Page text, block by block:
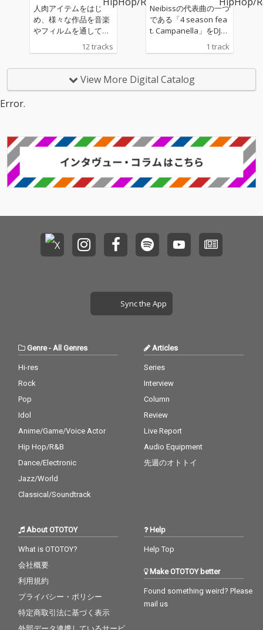
人肉アイテムをはじ
め、様々な作品を音楽
やフィルムを通して世
に送り出してきたアー
ティスト、doooo a.k.
OTHER FACTORY / Cre
ativeDrugStore）の約
Mummy-D、ポチョム
ら多数のゲストが参
加！ 人肉アイテムをは
じめ、様々な作品を音
から国内外の人々を狂
喜のどん底に陥れてき
たアーティスト、dooo
鎮座DOPENESS、Babi
といったこれまでのdo
ooo作品に参加してい
SLYME）やMummy-D
ss（hyunis1000 & rati
ff）ら、これまでの作
ィストたちが多数参
加！ 先行シングルとし
てポチョムキン、Neibi
ss、Mummy-Dが参加
が参加した“のらりくら
り”がリリース予定！
12 tracks
Neibissの代表曲の一つ
である「4 season fea
t. Campanella」をDJと
しても大活中のBungo
がダンスホール／ダ
クスは、MaL a.k.a. Pri
mal Dub）した「4 sea
1 track
View More Digital Catalog
Error.
Sync the App
Genre- All Genres
Hi-res
Rock
Pop
Idol
Anime/Game/Voice Actor
Hip Hop/R&B
Dance/Electronic
Jazz/World
Classical/Soundtrack
Articles
Series
Interview
Column
Review
Live Report
Audio Equipment
先週のオトトイ
About OTOTOY
What is OTOTOY?
会社概要
利用規約
プライバシー・ポリシー
特定商取引法に基づく表示
Help
Help Top
Make OTOTOY better
Found something weird? Please
mail us